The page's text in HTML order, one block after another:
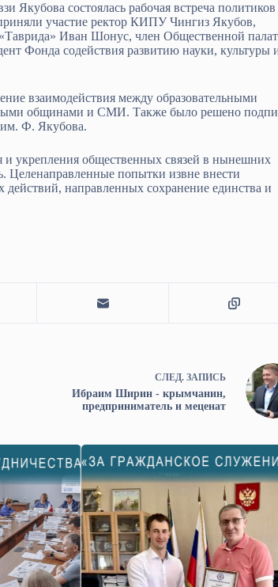
состоялась рабочая встреча политиков
участие ректор КИПУ Чингиз Якубов,
Иван Шонус, член Общественной
Фонда содействия развитию науки, культуры
взаимодействия между образовательными
общинами и СМИ. Также было решено
Ф. Якубова.
укрепления общественных связей в нынешних
Целенаправленные попытки извне внести
направленных сохранение единства и
СЛЕД. ЗАПИСЬ
Ибраим Ширин - крымчанин,
предприниматель и меценат